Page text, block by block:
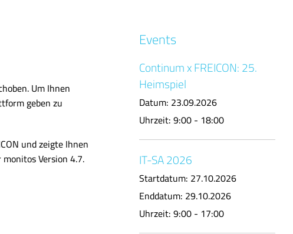
Um Ihnen
geben zu
und zeigte Ihnen
Version 4.7.
Events
Continum x FREICON: 25.
Heimspiel
Datum: 23.09.2026
Uhrzeit:9:00 - 18:00
IT-SA 2026
Startdatum: 27.10.2026
Enddatum: 29.10.2026
Uhrzeit:9:00 - 17:00